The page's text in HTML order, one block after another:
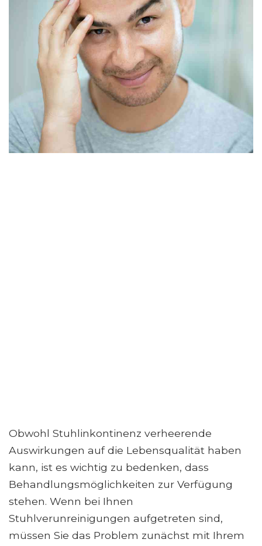
Obwohl Stuhlinkontinenz verheerende
Auswirkungen auf die Lebensqualität haben
kann, ist es wichtig zu bedenken, dass
Behandlungsmöglichkeiten zur Verfügung
stehen. Wenn bei Ihnen
Stuhlverunreinigungen aufgetreten sind,
müssen Sie das Problem zunächst mit Ihrem